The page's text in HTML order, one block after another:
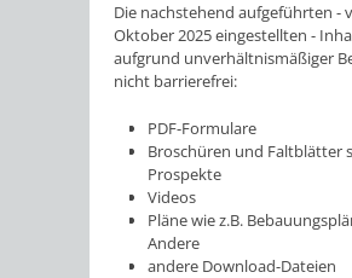
Die nachstehend aufgeführten -
Oktober 2025 eingestellten -
aufgrund unverhältnismäßiger
nicht barrierefrei:
PDF-Formulare
Broschüren und Faltblätter
Prospekte
Videos
Pläne wie z.B.
Andere
andere Download-Dateien